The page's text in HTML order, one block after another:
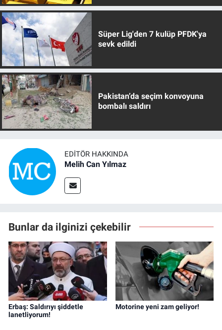
Süper Lig'den 7 kulüp PFDK'ya
sevk edildi
Pakistan’da seçim konvoyuna
bombalı saldırı
EDITÖR HAKKINDA
Melih Can Yılmaz
Bunlar da ilginizi çekebilir
Erbaş: Saldırıyı şiddetle
lanetliyorum!
Motorine yeni zam geliyor!